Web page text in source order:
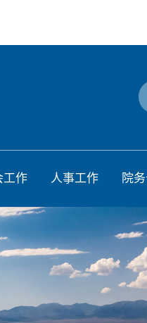
工作 人事工作 院